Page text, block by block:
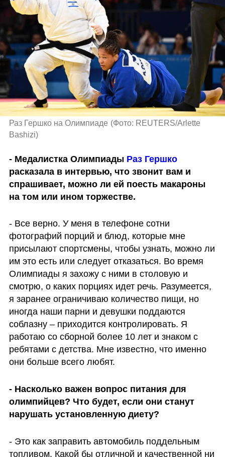
Раз Гершко на Олимпиаде (Фото: REUTERS/Arlette
Bashizi)
- Медалистка Олимпиады Раз Гершко
расказала в интервью, что звонит вам и
спрашивает, можно ли ей поесть макароны
на том или ином торжестве.
- Все верно. У меня в телефоне сотни
фотографий порций и блюд, которые мне
присылают спортсмены, чтобы узнать, можно ли
им это есть или следует отказаться. Во время
Олимпиады я захожу с ними в столовую и
смотрю, о каких порциях идет речь. Разумеется,
я заранее ограничиваю количество пищи, но
иногда наши парни и девушки поддаются
соблазну – приходится контролировать. Я
работаю со сборной более 10 лет и знаком с
ребятами с детства. Мне известно, что именно
они больше всего любят.
- Насколько важен вопрос питания для
олимпийцев? Что будет, если они станут
нарушать установленную диету?
- Это как заправить автомобиль поддельным
топливом. Какой бы отличной и качественной ни